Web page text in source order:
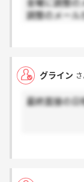
調整のメール
調整の結果
グライン
最終面接の日